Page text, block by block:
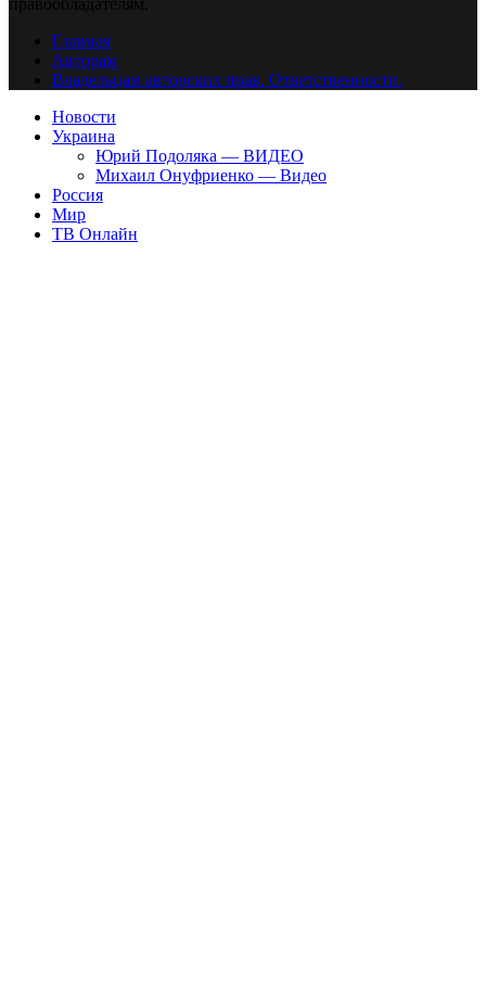
Главная
Авторам
Владельцам авторских прав. Ответственности.
Новости
Украина
Юрий Подоляка — ВИДЕО
Михаил Онуфриенко — Видео
Россия
Мир
ТВ Онлайн